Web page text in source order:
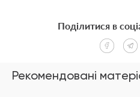
Рекомендовані
Поділитися в